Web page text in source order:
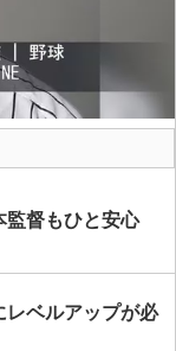
監督もひと安心
レベルアップが必